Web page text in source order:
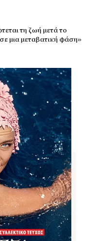
τη ζωή μετά το
μια μεταβατική φάση»